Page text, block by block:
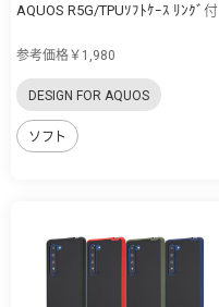
AQUOS R5G/TPUｿﾌﾄｹｰｽ ﾘﾝｸﾞ付
参考価格￥1,980
DESIGN FOR AQUOS
ソフト